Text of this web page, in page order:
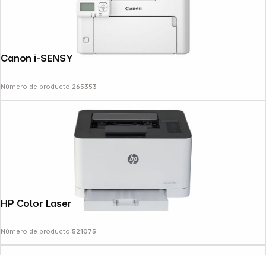
Canon i-SENSYS LBP 122 dw II
Número de producto:265353
HP Color Laser 150 nw
Número de producto:521075